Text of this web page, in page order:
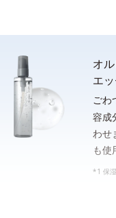
顔全体をぬらします
たはぬるま湯でよく泡
*シェービングフォームとして
オ
エ
ごわ
容成
わせ
も使
*1 保